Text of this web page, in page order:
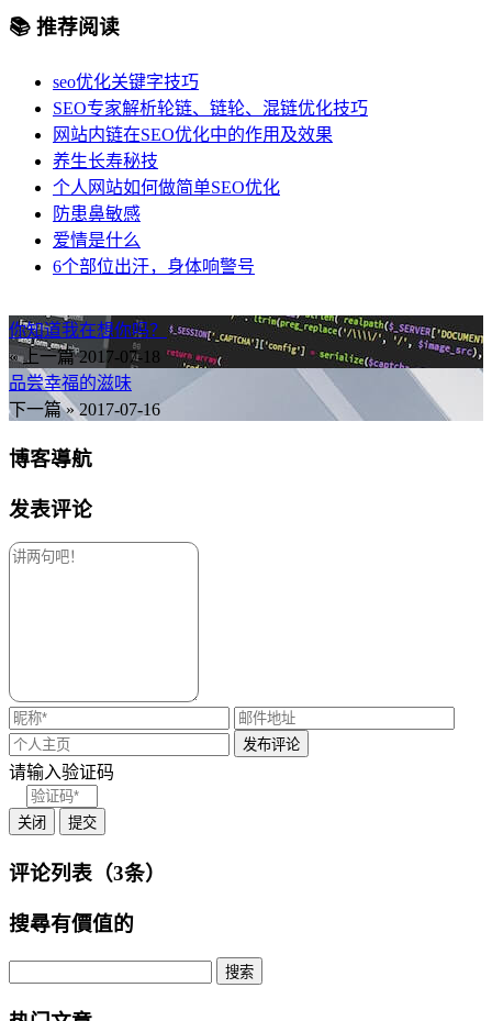
📚 推荐阅读
seo优化关键字技巧
SEO专家解析轮链、链轮、混链优化技巧
网站内链在SEO优化中的作用及效果
养生长寿秘技
个人网站如何做简单SEO优化
防患鼻敏感
爱情是什么
6个部位出汗，身体响警号
你知道我在想你吗？
« 上一篇 2017-07-18
品尝幸福的滋味
下一篇 » 2017-07-16
博客導航
发表评论
请输入验证码
关闭 提交
评论列表（3条）
搜尋有價值的